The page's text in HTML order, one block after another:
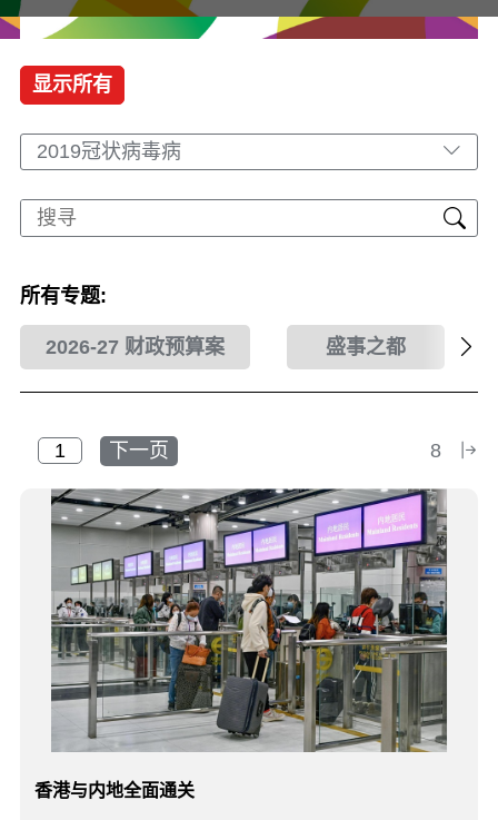
显示所有
2019冠状病毒病
所有专题:
2026-27 财政预算案 盛事之都
下一页 8
香港与内地全面通关